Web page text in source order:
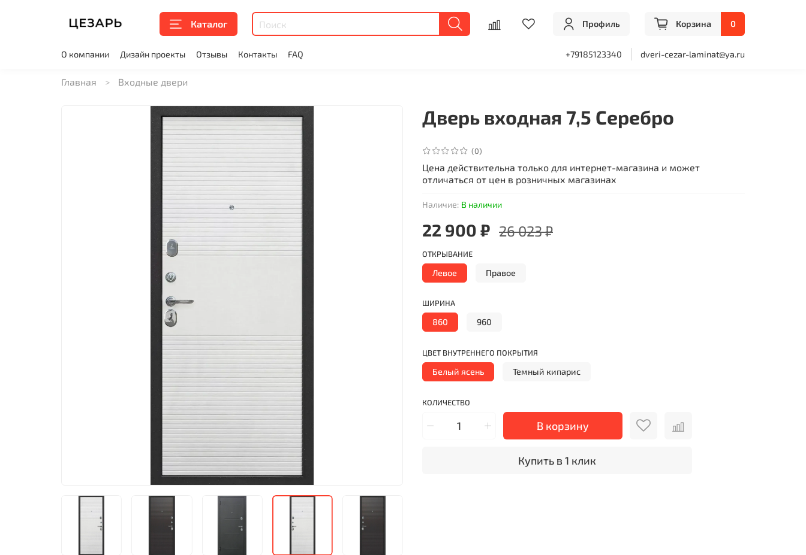
Каталог Профиль Корзина 0
О компании Дизайн проекты Отзывы Контакты FAQ +79185123340 dveri-cezar-laminat@ya.ru
Главная Входные двери
(0)
Наличие: В наличии
Дверь входная 7,5 Серебро
22 900 ₽ 26 023 ₽
КОЛИЧЕСТВО
В корзину
Купить в 1 клик
ОТКРЫВАНИЕ
Левое Правое
ШИРИНА
860 960
ЦВЕТ ВНУТРЕННЕГО ПОКРЫТИЯ
Белый ясень Темный кипарис
Цена действительна только для интернет-магазина и может
отличаться от цен в розничных магазинах